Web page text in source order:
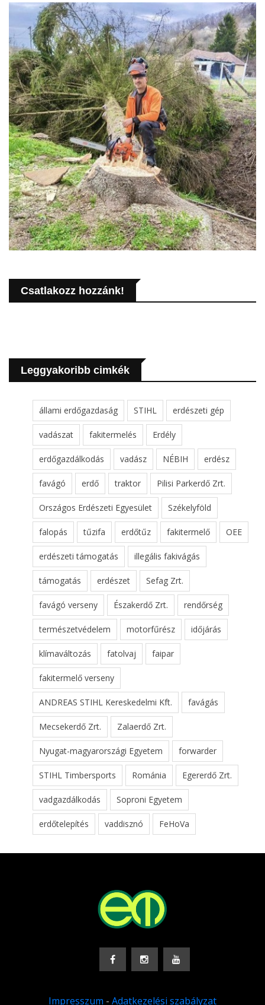
Csatlakozz hozzánk!
Leggyakoribb cimkék
állami erdőgazdaság STIHL erdészeti gép
vadászat fakitermelés Erdély
erdőgazdálkodás vadász NÉBIH erdész
favágó erdő traktor Pilisi Parkerdő Zrt.
Országos Erdészeti Egyesület Székelyföld
falopás tűzifa erdőtűz fakitermelő OEE
erdészeti támogatás illegális fakivágás
támogatás erdészet Sefag Zrt.
favágó verseny Északerdő Zrt. rendőrség
természetvédelem motorfűrész időjárás
klímaváltozás fatolvaj faipar
fakitermelő verseny
ANDREAS STIHL Kereskedelmi Kft. favágás
Mecsekerdő Zrt. Zalaerdő Zrt.
Nyugat-magyarországi Egyetem forwarder
STIHL Timbersports Románia Egererdő Zrt.
vadgazdálkodás Soproni Egyetem
erdőtelepítés vaddisznó FeHoVa
Impresszum - Adatkezelési szabályzat